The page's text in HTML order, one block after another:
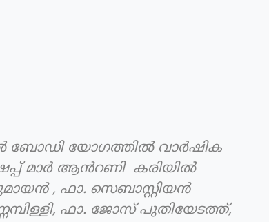
ബോഡി യോഗത്തിൽ വാർഷിക
മാർ ആൻറണി കരിയിൽ
, ഫാ. സെബാസ്റ്റിയൻ
ഫാ. ജോസ് പുതിയേടത്ത്,